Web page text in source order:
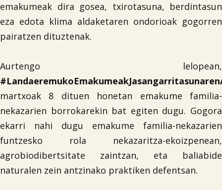
emakumeak dira gosea, txirotasuna, berdintasun
eza edota klima aldaketaren ondorioak gogorren
pairatzen dituztenak.
Aurtengo lelopean,
martxoak 8 dituen honetan emakume familia-
nekazarien borrokarekin bat egiten dugu. Gogora
ekarri nahi dugu emakume familia-nekazarien
funtzesko rola nekazaritza-ekoizpenean,
agrobiodibertsitate zaintzan, eta baliabide
naturalen zein antzinako praktiken defentsan.